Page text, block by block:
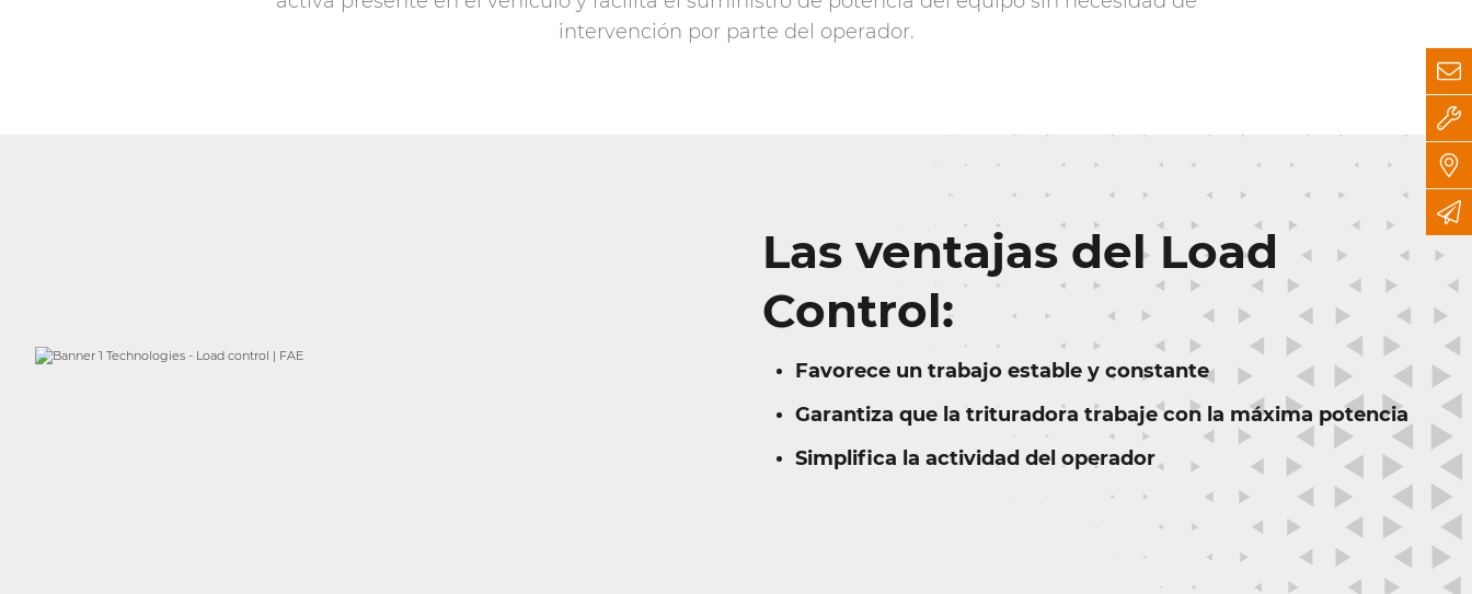
intervención por parte del operador.
Las ventajas del Load
Control:
Favorece un trabajo estable y constante
Garantiza que la trituradora trabaje con la máxima potencia
Simplifica la actividad del operador